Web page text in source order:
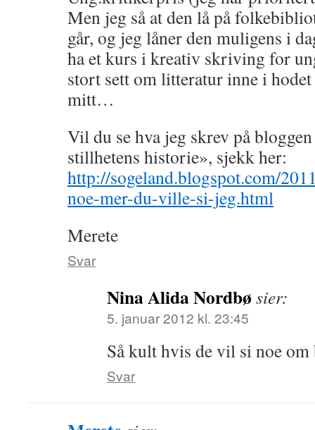
Men jeg så at den lå på
går, og jeg låner den muligens i
ha et kurs i kreativ skriving for
stort sett om litteratur inne i
mitt…
Vil du se hva jeg skrev på
stillhetens historie», sjekk her:
http://sogeland.blogspot.com/
noe-mer-du-ville-si-jeg.html
Merete
Svar
Nina Alida Nordbø sier:
5. januar 2012 kl. 23:45
Så kult hvis de vil si noe
Svar